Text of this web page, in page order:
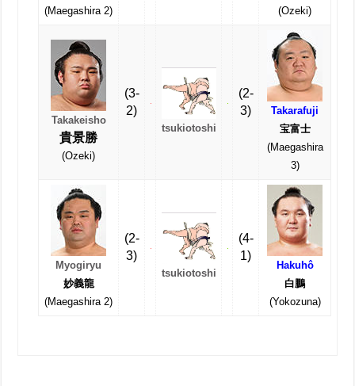
(Maegashira 2)
(Ozeki)
Takakeisho
貴景勝
(Ozeki)
(3-
2)
tsukiotoshi
(2-
3)
Takarafuji
宝富士
(Maegashira
3)
Myogiryu
妙義龍
(Maegashira 2)
(2-
3)
tsukiotoshi
(4-
1)
Hakuhô
白鵬
(Yokozuna)